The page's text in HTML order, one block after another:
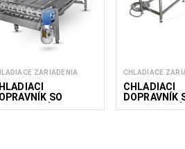
ZARIADENIA
SO
CHLADIACE
CHLADIACI
DOPRAVNÍK